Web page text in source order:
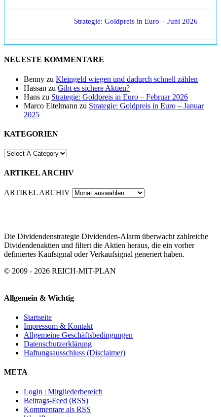
Strategie: Goldpreis in Euro – Juni 2026
NEUESTE KOMMENTARE
Benny zu Kleingeld wiegen und dadurch schnell zählen
Hassan zu Gibt es sichere Aktien?
Hans zu Strategie: Goldpreis in Euro – Februar 2026
Marco Eitelmann zu Strategie: Goldpreis in Euro – Januar
2025
KATEGORIEN
ARTIKEL ARCHIV
ARTIKEL ARCHIV
Die Dividendenstrategie Dividenden-Alarm überwacht zahlreiche
Dividendenaktien und filtert die Aktien heraus, die ein vorher
definiertes Kaufsignal oder Verkaufsignal generiert haben.
© 2009 - 2026 REICH-MIT-PLAN
Allgemein & Wichtig
Startseite
Impressum & Kontakt
Allgemeine Geschäftsbedingungen
Datenschutzerklärung
Haftungsausschluss (Disclaimer)
META
Login | Mitgliederbereich
Beitrags-Feed (RSS)
Kommentare als RSS